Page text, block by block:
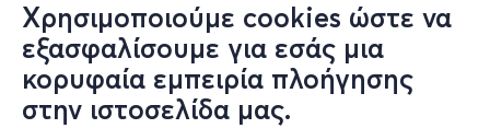
Χρησιμοποιούμε cookies ώστε να
εξασφαλίσουμε για εσάς μια
κορυφαία εμπειρία πλοήγησης
στην ιστοσελίδα μας.
Εισιτήρια